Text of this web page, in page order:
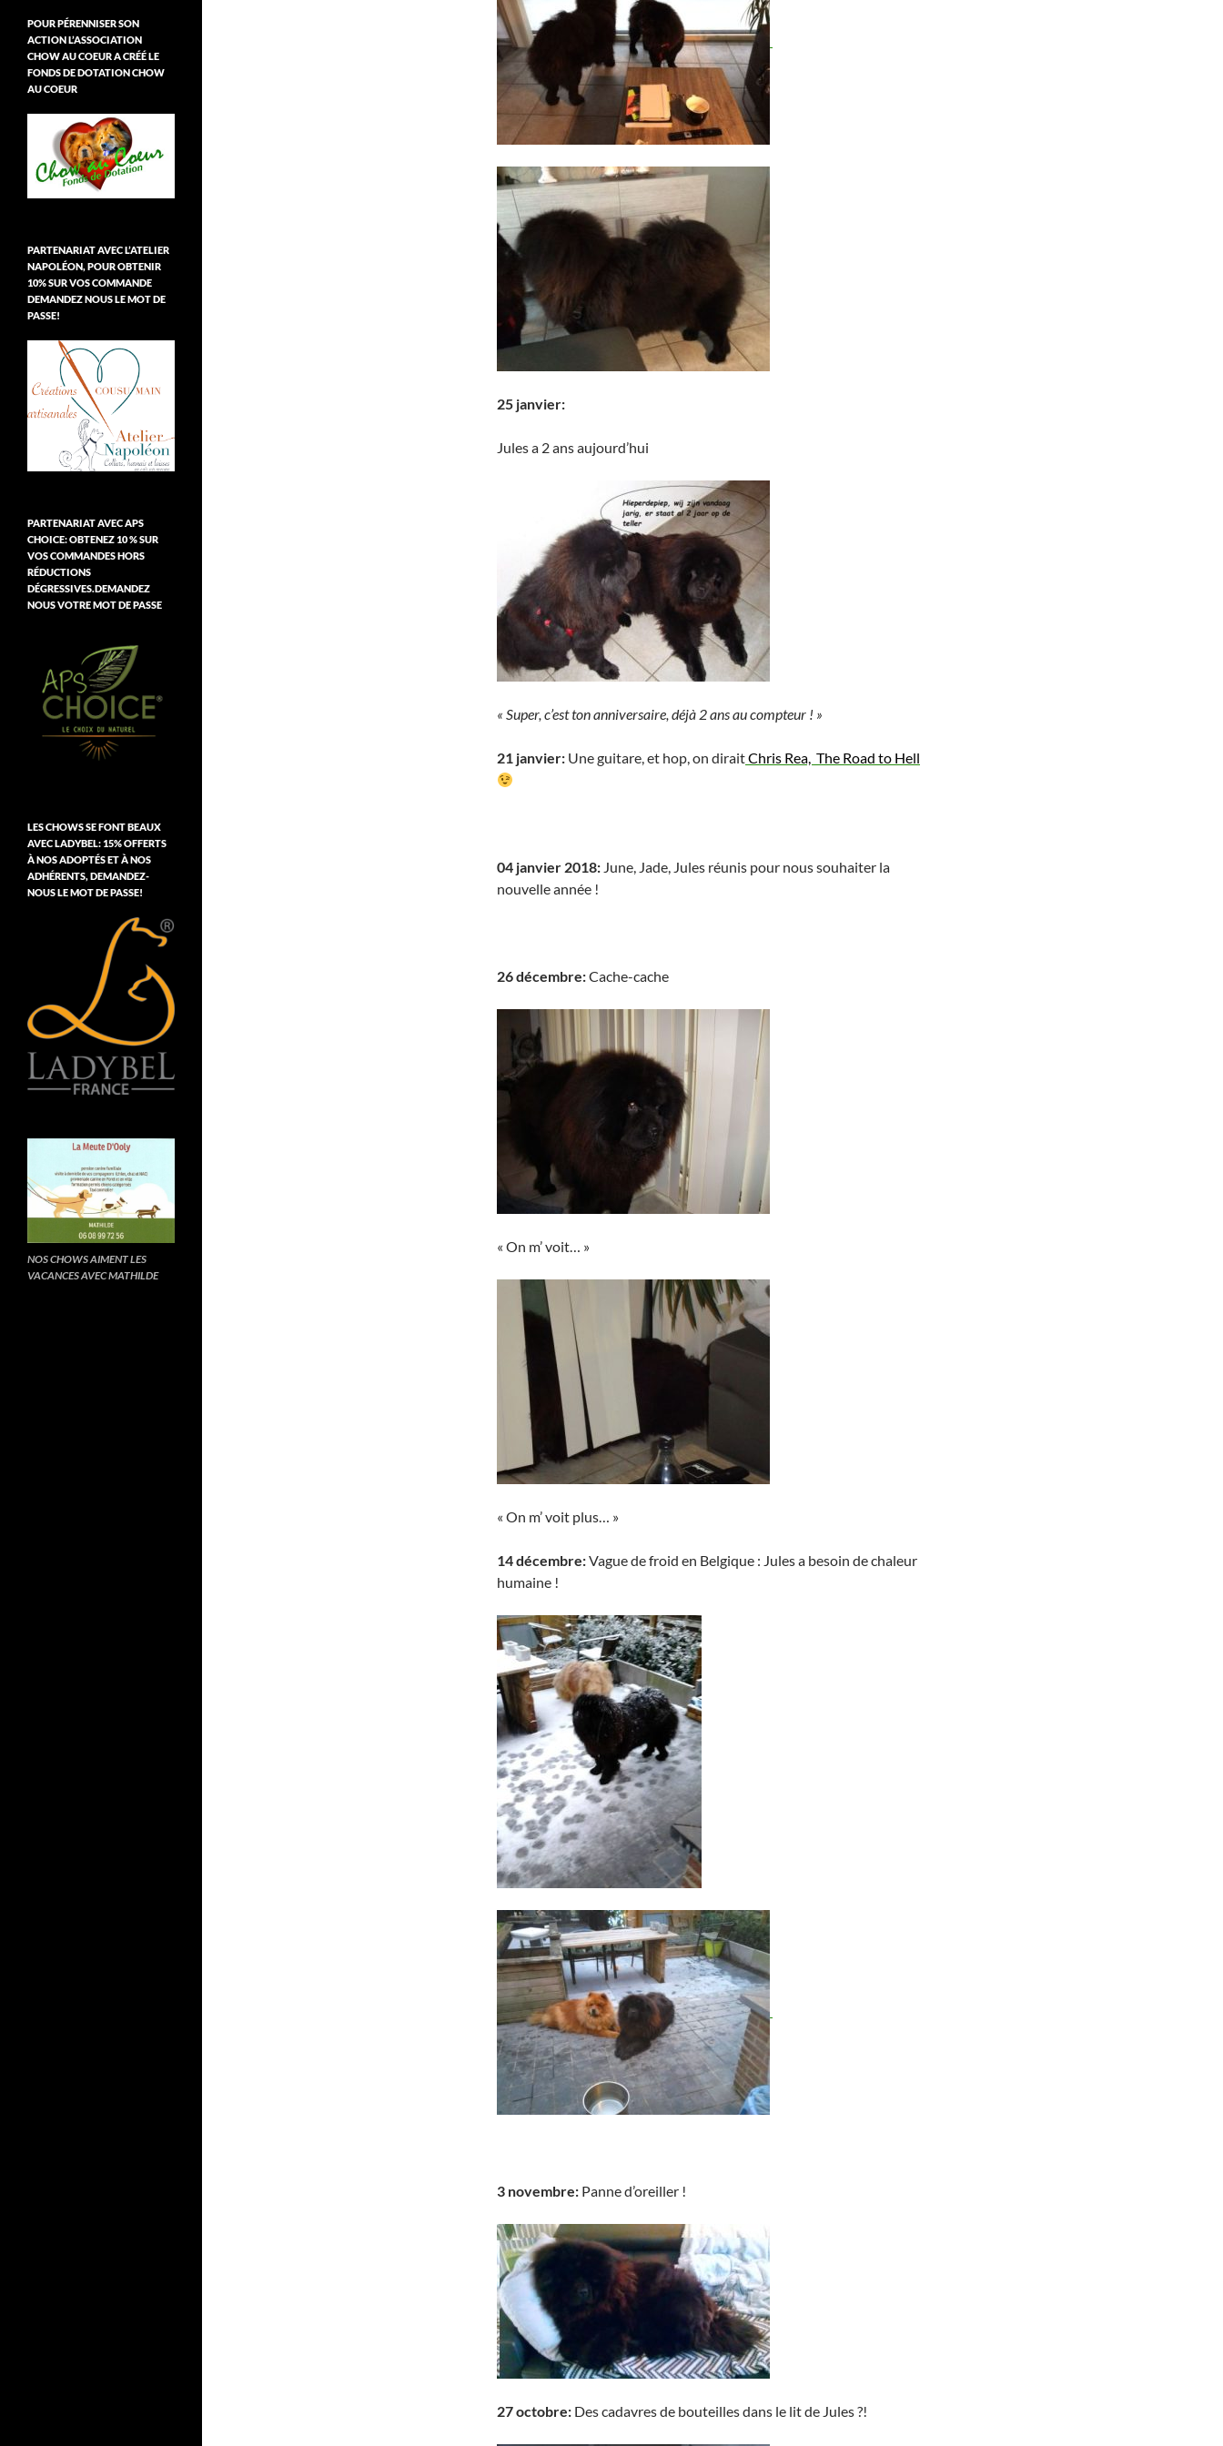
25 janvier:
Jules a 2 ans aujourd’hui
« Super, c’est ton anniversaire, déjà 2 ans au compteur ! »
21 janvier: Une guitare, et hop, on diraitChris Rea, The Road to Hell
04 janvier 2018: June, Jade, Jules réunis pour nous souhaiter la
nouvelle année !
26 décembre:Cache-cache
« On m’ voit… »
« On m’ voit plus… »
14 décembre:Vague de froid en Belgique : Jules a besoin de chaleur
humaine !
3 novembre: Panne d’oreiller !
27 octobre: Des cadavres de bouteilles dans le lit de Jules ?!
POUR PÉRENNISER SON
ACTION L’ASSOCIATION
CHOW AU COEUR A CRÉÉ LE
FONDS DE DOTATION CHOW
AU COEUR
PARTENARIAT AVEC L’ATELIER
NAPOLÉON, POUR OBTENIR
10% SUR VOS COMMANDE
DEMANDEZ NOUS LE MOT DE
PASSE!
PARTENARIAT AVEC APS
CHOICE: OBTENEZ 10 % SUR
VOS COMMANDES HORS
RÉDUCTIONS
DÉGRESSIVES.DEMANDEZ
NOUS VOTRE MOT DE PASSE
LES CHOWS SE FONT BEAUX
AVEC LADYBEL: 15% OFFERTS
À NOS ADOPTÉS ET À NOS
ADHÉRENTS, DEMANDEZ-
NOUS LE MOT DE PASSE!
NOS CHOWS AIMENT LES
VACANCES AVEC MATHILDE